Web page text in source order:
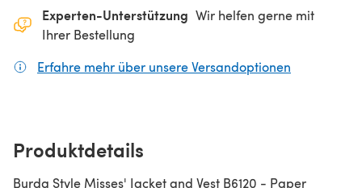
Experten-Unterstützung Wir helfen gerne mit
Ihrer Bestellung
Erfahre mehr über unsere Versandoptionen
Produktdetails
Burda Style Misses' Jacket and Vest B6120 - Paper